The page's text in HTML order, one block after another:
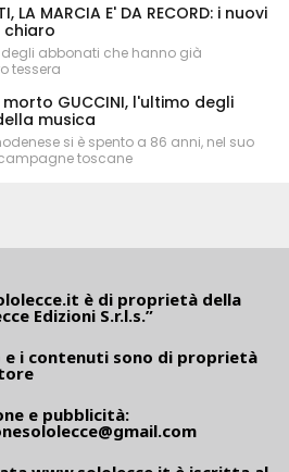
LA MARCIA E' DA RECORD: i nuovi
degli abbonati che hanno già
tessera
morto GUCCINI, l'ultimo degli
musica
si è spento a 86 anni, nel suo
toscane
è di proprietà della
Edizioni S.r.l.s.”
e i contenuti sono di proprietà
e pubblicità: